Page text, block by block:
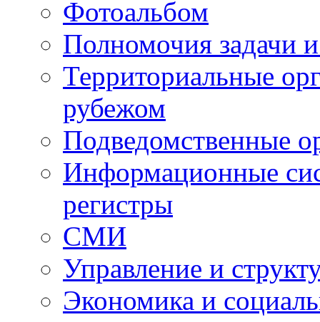
Фотоальбом
Полномочия задачи
Территориальные
рубежом
Подведомственные
Информационные
регистры
СМИ
Управление и
Экономика и